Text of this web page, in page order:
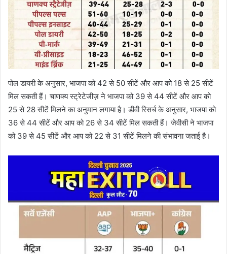
पोल डायरी के अनुसार, भाजपा को 42 से 50 सीटें और आप को 18 से 25 सीटें
मिल सकती हैं। चाणक्य स्ट्रेटेजीज़ ने भाजपा को 39 से 44 सीटें और आप को
25 से 28 सीटें मिलने का अनुमान लगाया है। डीवी रिसर्च के अनुसार, भाजपा को
36 से 44 सीटें और आप को 26 से 34 सीटें मिल सकती हैं। जेवीसी ने भाजपा
को 39 से 45 सीटें और आप को 22 से 31 सीटें मिलने की संभावना जताई है।